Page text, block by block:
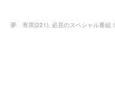
夢 寄席(221) 必見のスペシャル番組！